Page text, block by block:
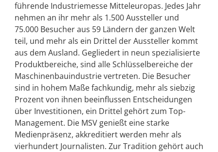
führende Industriemesse Mitteleuropas. Jedes Jahr
nehmen an ihr mehr als 1.500 Aussteller und
75.000 Besucher aus 59 Ländern der ganzen Welt
teil, und mehr als ein Drittel der Aussteller kommt
aus dem Ausland. Gegliedert in neun spezialisierte
Produktbereiche, sind alle Schlüsselbereiche der
Maschinenbauindustrie vertreten. Die Besucher
sind in hohem Maße fachkundig, mehr als siebzig
Prozent von ihnen beeinflussen Entscheidungen
über Investitionen, ein Drittel gehört zum Top-
Management. Die MSV genießt eine starke
Medienpräsenz, akkreditiert werden mehr als
vierhundert Journalisten. Zur Tradition gehört auch